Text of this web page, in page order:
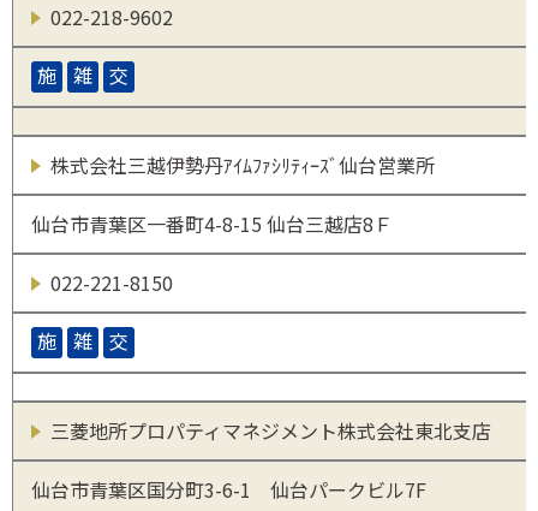
022-218-9602
施 雑 交
株式会社三越伊勢丹ｱｲﾑﾌｧｼﾘﾃｨｰｽﾞ仙台営業所
仙台市青葉区一番町4-8-15 仙台三越店8Ｆ
022-221-8150
施 雑 交
三菱地所プロパティマネジメント株式会社東北支店
仙台市青葉区国分町3-6-1 仙台パークビル7F